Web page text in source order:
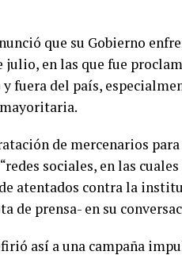
que su Gobierno
julio, en las que fue
fuera del país,
de mercenarios
sociales, en las
atentados contra la
de prensa- en su
así a una campaña